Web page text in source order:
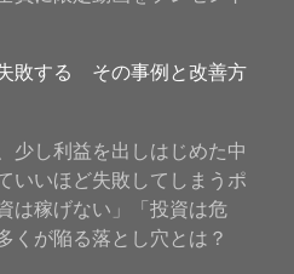
敗する その事例と改善方
少し利益を出しはじめた中
いいほど失敗してしまうポ
は稼げない」「投資は危
くが陥る落とし穴とは？